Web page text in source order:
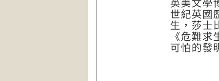
英美文學
世紀英國
生，莎士
《危難
可怕的發